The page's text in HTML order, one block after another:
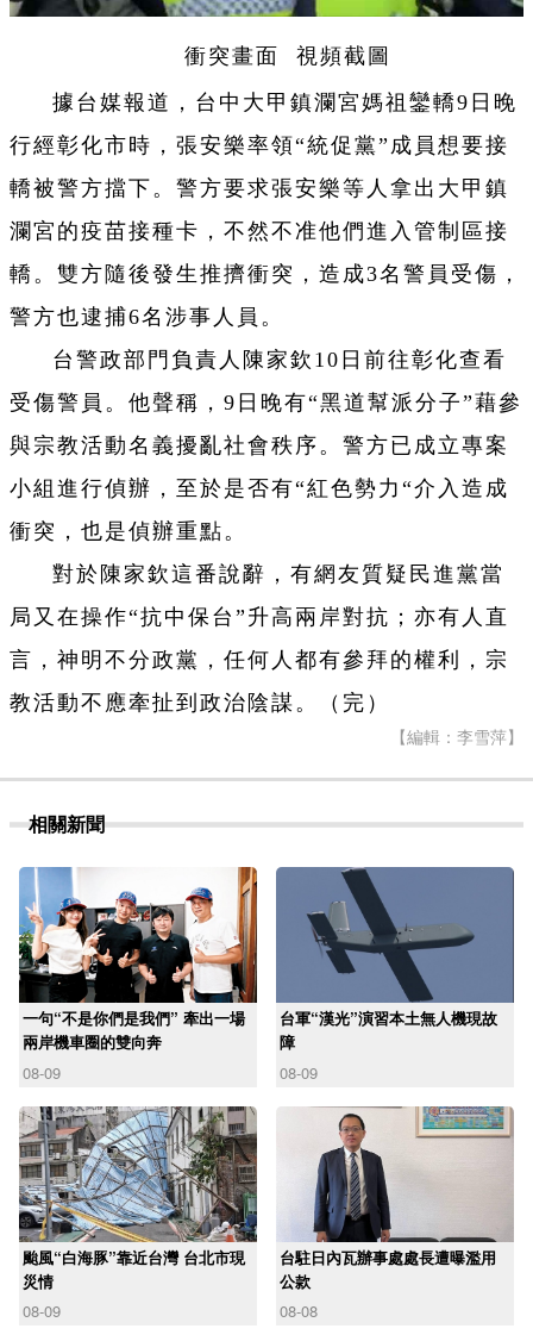
衝突畫面 視頻截圖
據台媒報道，台中大甲鎮瀾宮媽祖鑾轎9日晚
行經彰化市時，張安樂率領“統促黨”成員想要接
轎被警方擋下。警方要求張安樂等人拿出大甲鎮
瀾宮的疫苗接種卡，不然不准他們進入管制區接
轎。雙方隨後發生推擠衝突，造成3名警員受傷，
警方也逮捕6名涉事人員。
台警政部門負責人陳家欽10日前往彰化查看
受傷警員。他聲稱，9日晚有“黑道幫派分子”藉參
與宗教活動名義擾亂社會秩序。警方已成立專案
小組進行偵辦，至於是否有“紅色勢力“介入造成
衝突，也是偵辦重點。
對於陳家欽這番說辭，有網友質疑民進黨當
局又在操作“抗中保台”升高兩岸對抗；亦有人直
言，神明不分政黨，任何人都有參拜的權利，宗
教活動不應牽扯到政治陰謀。（完）
【編輯：李雪萍】
相關新聞
一句“不是你們是我們” 牽出一場
兩岸機車圈的雙向奔
08-09
台軍“漢光”演習本土無人機現故
障
08-09
颱風“白海豚”靠近台灣 台北市現
災情
08-09
台駐日內瓦辦事處處長遭曝濫用
公款
08-08